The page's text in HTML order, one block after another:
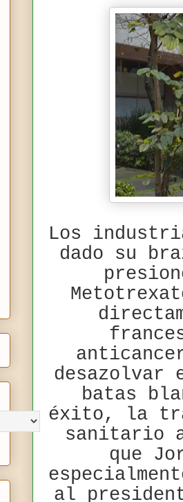
Los
dado su
desazolvar
batas
éxito, la
sanitario
que
al